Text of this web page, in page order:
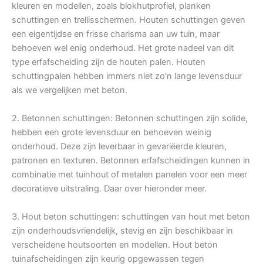
kleuren en modellen, zoals blokhutprofiel, planken
schuttingen en trellisschermen. Houten schuttingen geven
een eigentijdse en frisse charisma aan uw tuin, maar
behoeven wel enig onderhoud. Het grote nadeel van dit
type erfafscheiding zijn de houten palen. Houten
schuttingpalen hebben immers niet zo’n lange levensduur
als we vergelijken met beton.
2. Betonnen schuttingen: Betonnen schuttingen zijn solide,
hebben een grote levensduur en behoeven weinig
onderhoud. Deze zijn leverbaar in gevariëerde kleuren,
patronen en texturen. Betonnen erfafscheidingen kunnen in
combinatie met tuinhout of metalen panelen voor een meer
decoratieve uitstraling. Daar over hieronder meer.
3. Hout beton schuttingen: schuttingen van hout met beton
zijn onderhoudsvriendelijk, stevig en zijn beschikbaar in
verscheidene houtsoorten en modellen. Hout beton
tuinafscheidingen zijn keurig opgewassen tegen